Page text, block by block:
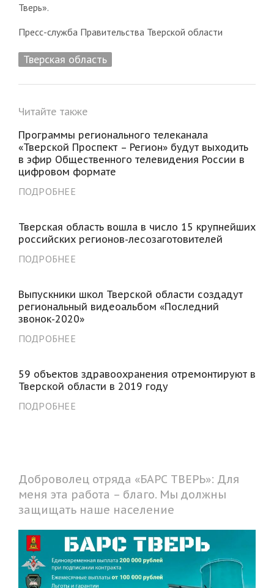
Тверь».
Пресс-служба Правительства Тверской области
Тверская область
Читайте также
Программы регионального телеканала
«Тверской Проспект – Регион» будут выходить
в эфир Общественного телевидения России в
цифровом формате
ПОДРОБНЕЕ
Тверская область вошла в число 15 крупнейших
российских регионов-лесозаготовителей
ПОДРОБНЕЕ
Выпускники школ Тверской области создадут
региональный видеоальбом «Последний
звонок-2020»
ПОДРОБНЕЕ
59 объектов здравоохранения отремонтируют в
Тверской области в 2019 году
ПОДРОБНЕЕ
Доброволец отряда «БАРС ТВЕРЬ»: Для
меня эта работа – благо. Мы должны
защищать наше население